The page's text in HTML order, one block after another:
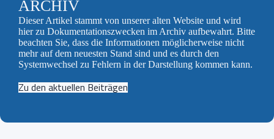
ARCHIV
Dieser Artikel stammt von unserer alten Website und wird
hier zu Dokumentationszwecken im Archiv aufbewahrt. Bitte
beachten Sie, dass die Informationen möglicherweise nicht
mehr auf dem neuesten Stand sind und es durch den
Systemwechsel zu Fehlern in der Darstellung kommen kann.
Zu den aktuellen Beiträgen